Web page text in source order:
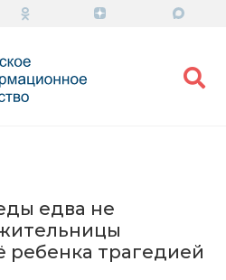
едва не
ребенка трагедией